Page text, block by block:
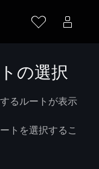
の選択
るルートが表示
トを選択するこ